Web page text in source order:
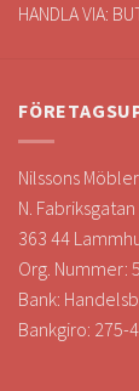
HANDLA VIA:
Nilssons
N. Fabriksgatan
363 44
Org. Nummer:
Bank:
Bankgiro: 275-